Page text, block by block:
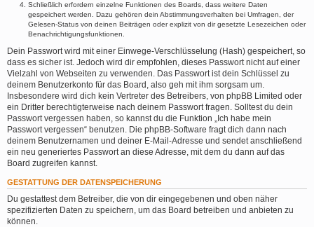
Schließlich erfordern einzelne Funktionen des Boards, dass weitere Daten
gespeichert werden. Dazu gehören dein Abstimmungsverhalten bei Umfragen, der
Gelesen-Status von deinen Beiträgen oder explizit von dir gesetzte Lesezeichen oder
Benachrichtigungsfunktionen.
Dein Passwort wird mit einer Einwege-Verschlüsselung (Hash) gespeichert, so
dass es sicher ist. Jedoch wird dir empfohlen, dieses Passwort nicht auf einer
Vielzahl von Webseiten zu verwenden. Das Passwort ist dein Schlüssel zu
deinem Benutzerkonto für das Board, also geh mit ihm sorgsam um.
Insbesondere wird dich kein Vertreter des Betreibers, von phpBB Limited oder
ein Dritter berechtigterweise nach deinem Passwort fragen. Solltest du dein
Passwort vergessen haben, so kannst du die Funktion „Ich habe mein
Passwort vergessen“ benutzen. Die phpBB-Software fragt dich dann nach
deinem Benutzernamen und deiner E-Mail-Adresse und sendet anschließend
ein neu generiertes Passwort an diese Adresse, mit dem du dann auf das
Board zugreifen kannst.
GESTATTUNG DER DATENSPEICHERUNG
Du gestattest dem Betreiber, die von dir eingegebenen und oben näher
spezifizierten Daten zu speichern, um das Board betreiben und anbieten zu
können.